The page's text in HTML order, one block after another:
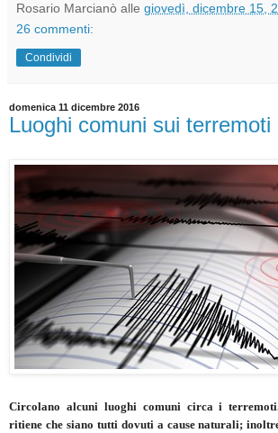
Rosario Marcianò alle giovedì, dicembre 15,
26 commenti:
Condividi
domenica 11 dicembre 2016
Luoghi comuni sui terremoti
Circolano alcuni luoghi comuni circa i
ritiene che siano tutti dovuti a cause naturali;